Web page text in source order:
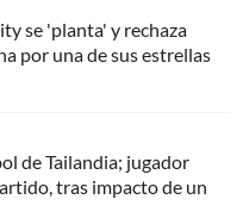
se 'planta' y rechaza
por una de sus estrellas
de Tailandia; jugador
tras impacto de un